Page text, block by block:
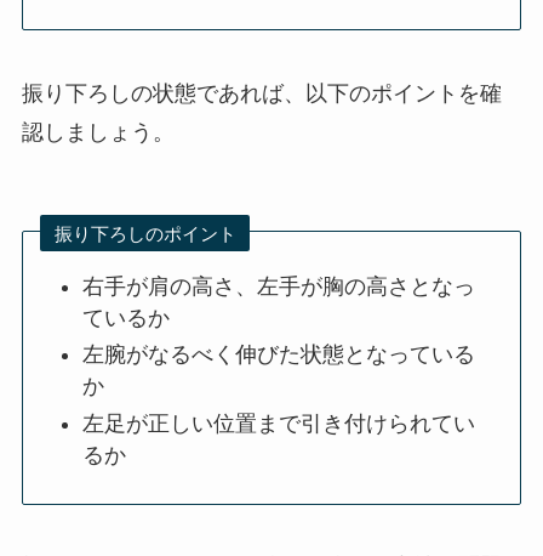
振り下ろしの状態であれば、以下のポイントを確
認しましょう。
振り下ろしのポイント
右手が肩の高さ、左手が胸の高さとなっ
ているか
左腕がなるべく伸びた状態となっている
か
左足が正しい位置まで引き付けられてい
るか